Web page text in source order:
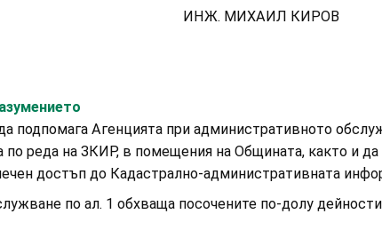
КИРОВ
подпомага Агенцията при административното
по реда на ЗКИР, в помещения на Общината, както и
достъп до Кадастрално-административната
по ал. 1 обхваща посочените по-долу дейности